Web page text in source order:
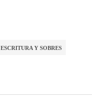
ESCRITURA Y SOBRES